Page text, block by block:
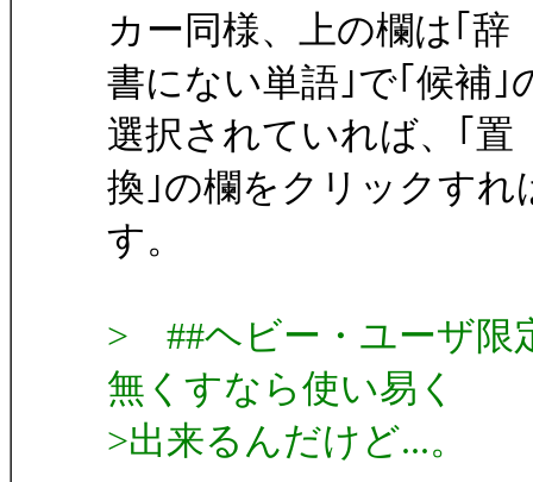
カー同様、上の欄は｢辞
書にない単語｣で｢候補
選択されていれば、｢置
換｣の欄をクリックす
す。
> ##ヘビー・ユーザ限
無くすなら使い易く
>出来るんだけど...。